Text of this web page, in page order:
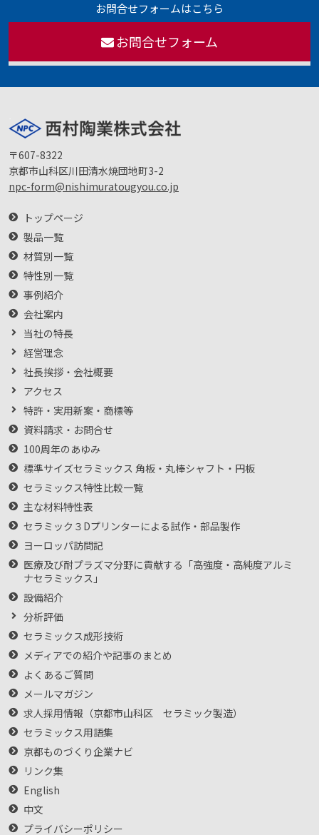
お問合せフォームはこちら
お問合せフォーム
〒607-8322
京都市山科区川田清水焼団地町3-2
npc-form@nishimuratougyou.co.jp
トップページ
製品一覧
材質別一覧
特性別一覧
事例紹介
会社案内
当社の特長
経営理念
社長挨拶・会社概要
アクセス
特許・実用新案・商標等
資料請求・お問合せ
100周年のあゆみ
標準サイズセラミックス 角板・丸棒シャフト・円板
セラミックス特性比較一覧
主な材料特性表
セラミック３Dプリンターによる試作・部品製作
ヨーロッパ訪問記
医療及び耐プラズマ分野に貢献する「高強度・高純度アルミ
ナセラミックス」
設備紹介
分析評価
セラミックス成形技術
メディアでの紹介や記事のまとめ
よくあるご質問
メールマガジン
求人採用情報（京都市山科区 セラミック製造）
セラミックス用語集
京都ものづくり企業ナビ
リンク集
English
中文
プライバシーポリシー